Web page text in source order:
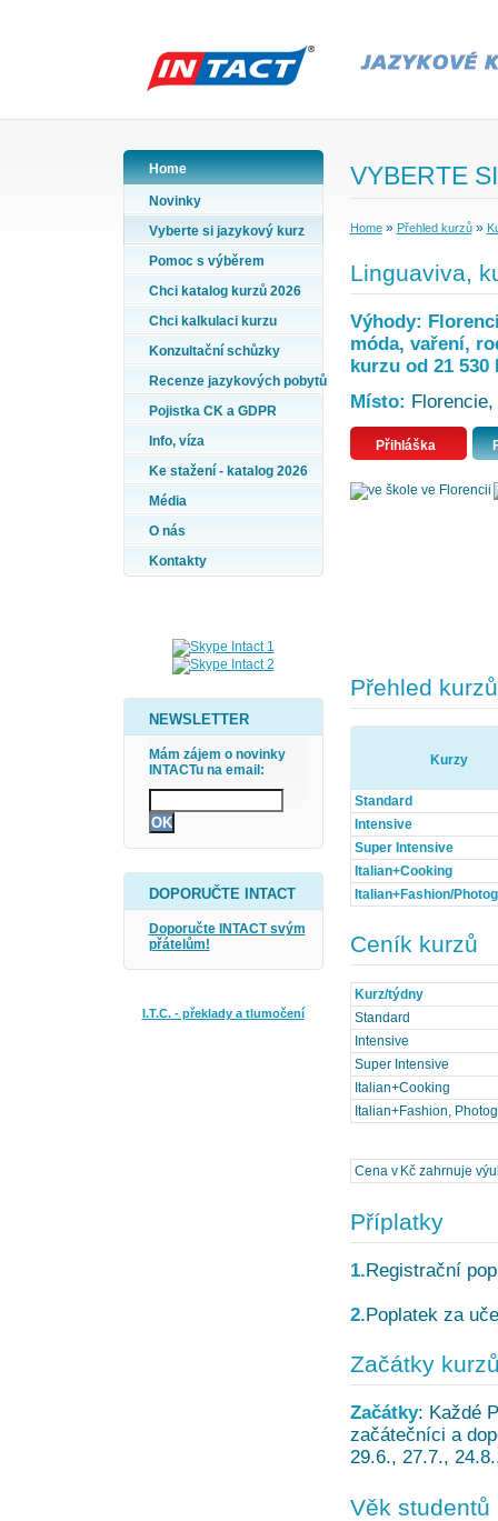
Home
Novinky
Vyberte si jazykový kurz
Pomoc s výběrem
Chci katalog kurzů 2026
Chci kalkulaci kurzu
Konzultační schůzky
Recenze jazykových pobytů
Pojistka CK a GDPR
Info, víza
Ke stažení - katalog 2026
Média
O nás
Kontakty
NEWSLETTER
Mám zájem o novinky
INTACTu na email:
DOPORUČTE INTACT
Doporučte INTACT svým
přátelům!
I.T.C. - překlady a tlumočení
VYBERTE
Home» Přehled kurzů»
Linguaviva,
Výhody:
móda, vaření,
kurzu od 21 530
Místo:
Přihláška
Přehled kurzů
Kurzy
Standard
Intensive
Super Intensive
Italian+Cooking
Italian+Fashion/
Ceník kurzů
Kurz/týdny
Standard
Intensive
Super Intensive
Italian+Cooking
Italian+Fashion,
Cena v Kč zahrnuje
Příplatky
1.Registrační
2.Poplatek za
Začátky
Začátky: Každé
začátečníci a
29.6., 27.7.,
Věk studentů